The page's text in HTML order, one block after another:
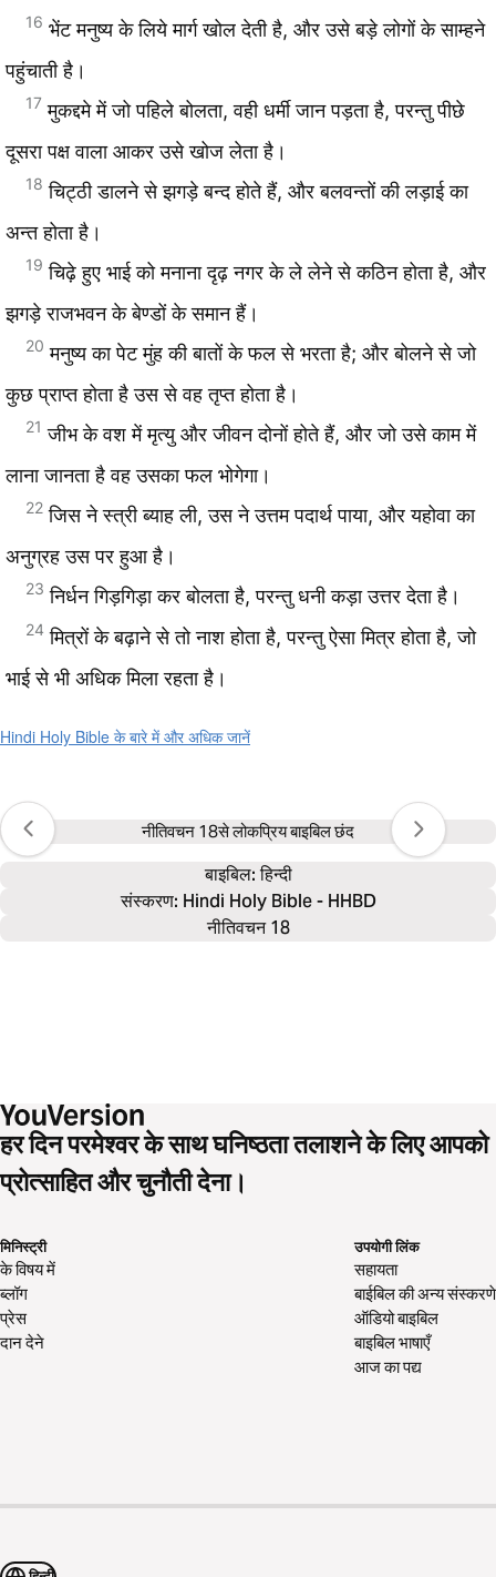
16 भेंट मनुष्य के लिये मार्ग खोल देती है, और उसे बड़े लोगों के साम्हने
पहुंचाती है।
17 मुकद्दमे में जो पहिले बोलता, वही धर्मी जान पड़ता है, परन्तु पीछे
दूसरा पक्ष वाला आकर उसे खोज लेता है।
18 चिट्ठी डालने से झगड़े बन्द होते हैं, और बलवन्तों की लड़ाई का
अन्त होता है।
19 चिढ़े हुए भाई को मनाना दृढ़ नगर के ले लेने से कठिन होता है, और
झगड़े राजभवन के बेण्डों के समान हैं।
20 मनुष्य का पेट मुंह की बातों के फल से भरता है; और बोलने से जो
कुछ प्राप्त होता है उस से वह तृप्त होता है।
21 जीभ के वश में मृत्यु और जीवन दोनों होते हैं, और जो उसे काम में
लाना जानता है वह उसका फल भोगेगा।
22 जिस ने स्त्री ब्याह ली, उस ने उत्तम पदार्थ पाया, और यहोवा का
अनुग्रह उस पर हुआ है।
23 निर्धन गिड़गिड़ा कर बोलता है, परन्तु धनी कड़ा उत्तर देता है।
24 मित्रों के बढ़ाने से तो नाश होता है, परन्तु ऐसा मित्र होता है, जो
भाई से भी अधिक मिला रहता है।
Hindi Holy Bible के बारे में और अधिक जानें
नीतिवचन 18से लोकप्रिय बाइबिल छंद
बाइबिल: हिन्दी
संस्करण: Hindi Holy Bible - HHBD
नीतिवचन 18
हर दिन परमेश्वर के साथ घनिष्ठता तलाशने के लिए आपको
प्रोत्साहित और चुनौती देना।
मिनिस्ट्री
के विषय में
ब्लॉग
प्रेस
दान देने
उपयोगी लिंक
सहायता
बाईबिल की अन्य संस्करणे
ऑडियो बाइबिल
बाइबिल भाषाएँ
आज का पद्य